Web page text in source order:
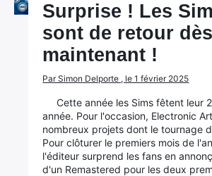
Surprise ! Les
sont de retour dès
maintenant !
Par Simon Delporte , le 1 février 2025
Cette année les Sims fêtent leur
année. Pour l'occasion, Electronic
nombreux projets dont le tournage
Pour clôturer le premiers mois de
l'éditeur surprend les fans en
d'un Remastered pour les deux